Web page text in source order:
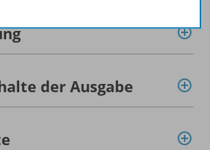
der Ausgabe